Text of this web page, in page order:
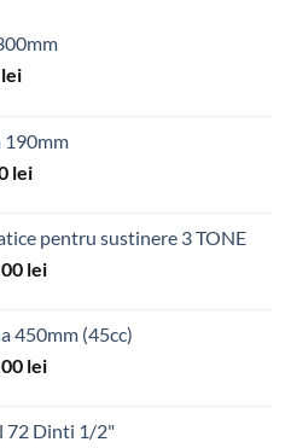
lei.
leiPrețul
65.00 lei.
190mm
lei.
leiPrețul
115.00 lei.
pentru sustinere 3 TONE
lei.
leiPrețul
650.00 lei.
450mm (45cc)
leiPrețul
989.00 lei.
72 Dinti 1/2"